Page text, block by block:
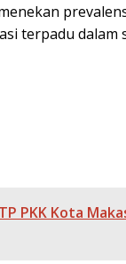
terpadu dalam
PKK Kota